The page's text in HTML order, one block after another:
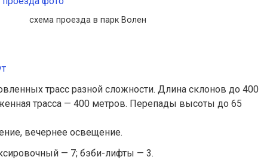
схема проезда в парк Волен
трасс разной сложности. Длина склонов до 400
трасса — 400 метров. Перепады высоты до 65
вечернее освещение.
— 7; бэби-лифты — 3.